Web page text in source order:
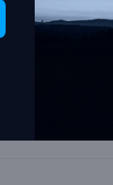
Cobra